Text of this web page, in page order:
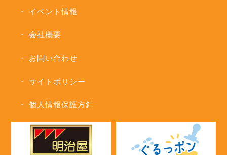
イベント情報
会社概要
お問い合わせ
サイトポリシー
個人情報保護方針